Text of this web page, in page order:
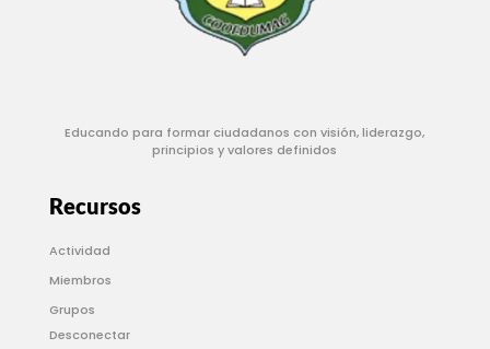
Educando para formar ciudadanos con visión, liderazgo,
principios y valores definidos
Recursos
Actividad
Miembros
Grupos
Desconectar